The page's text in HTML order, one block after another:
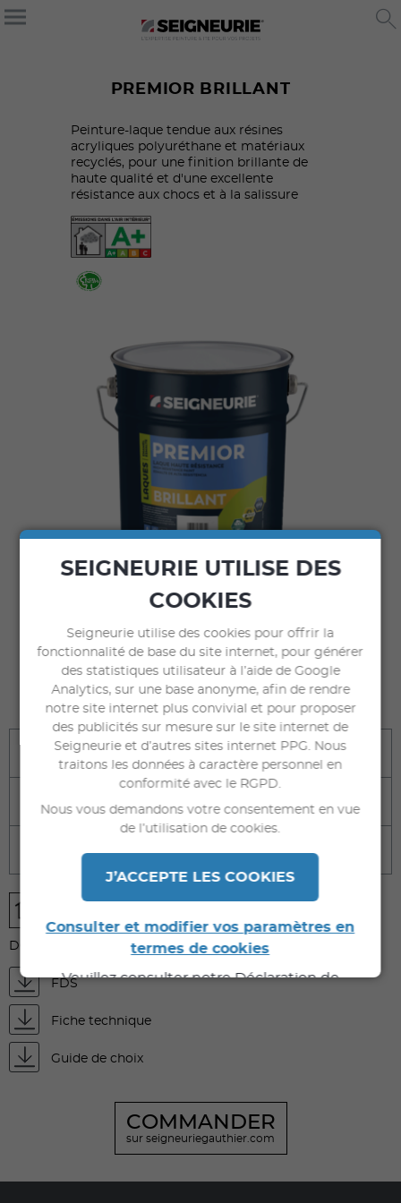
PREMIOR BRILLANT
Peinture-laque tendue aux résines
acryliques polyuréthane et matériaux
recyclés, pour une finition brillante de
haute qualité et d'une excellente
résistance aux chocs et à la salissure
COMMANDER
sur seigneuriegauthier.com
Bénéfices
DOCUMENTS À TÉLÉCHARGER
FDS
Fiche technique
Guide de choix
COMMANDER
sur seigneuriegauthier.com
SEIGNEURIE UTILISE DES
COOKIES
Seigneurie utilise des cookies pour offrir la
fonctionnalité de base du site internet, pour générer
des statistiques utilisateur à l’aide de Google
Analytics, sur une base anonyme, afin de rendre
notre site internet plus convivial et pour proposer
des publicités sur mesure sur le site internet de
Seigneurie et d’autres sites internet PPG. Nous
traitons les données à caractère personnel en
conformité avec le RGPD.
Nous vous demandons votre consentement en vue
de l’utilisation de cookies.
J’ACCEPTE LES COOKIES
Consulter et modifier vos paramètres en
termes de cookies
Veuillez consulter notre Déclaration de